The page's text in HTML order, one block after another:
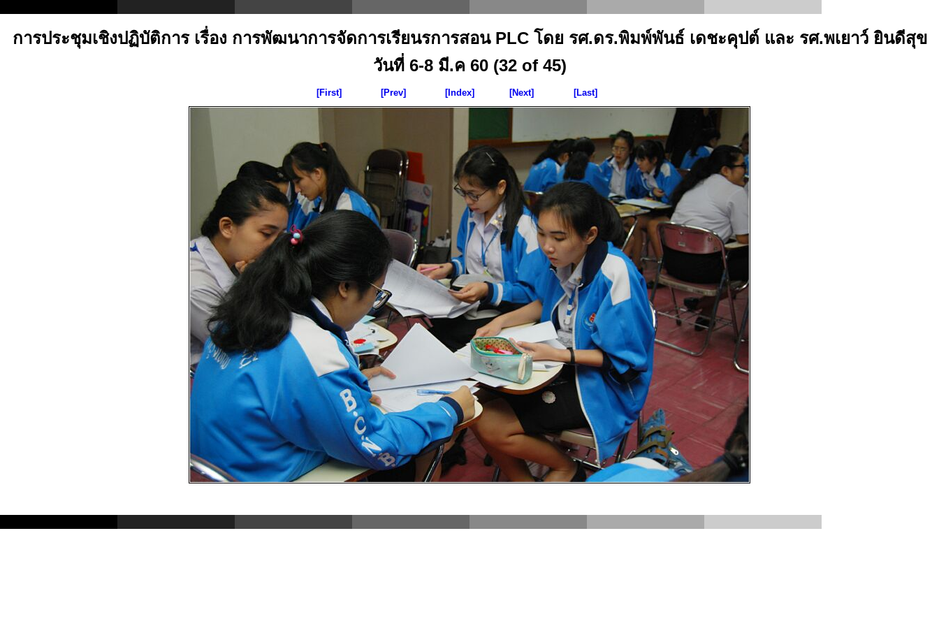
การประชุมเชิงปฏิบัติการ เรื่อง การพัฒนาการจัดการเรียนรการสอน PLC โดย รศ.ดร.พิมพ์พันธ์ เดชะคุปต์ และ รศ.พเยาว์ ยินดีสุข
วันที่ 6-8 มี.ค 60 (32 of 45)
[First] [Prev] [Index] [Next] [Last]